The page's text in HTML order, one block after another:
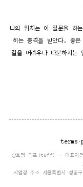
나의 위치는 이 질문을 하
히는 충격을 받았다. 좋
길을 어려우나 따분하지
terms ·
상호명 터프(tuff) · 대표자
사업장 주소 서울특별시 성